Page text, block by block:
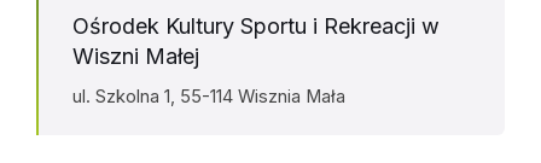
Ośrodek Kultury Sportu i Rekreacji w
Wiszni Małej
ul. Szkolna 1, 55-114 Wisznia Mała